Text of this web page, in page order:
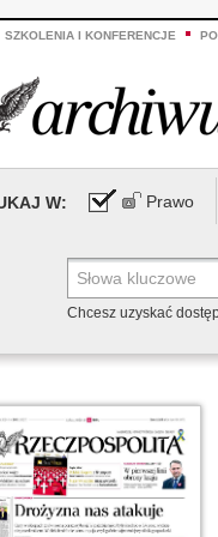
SZKOLENIA I KONFERENCJE
W: Prawo
Chcesz uzyskać